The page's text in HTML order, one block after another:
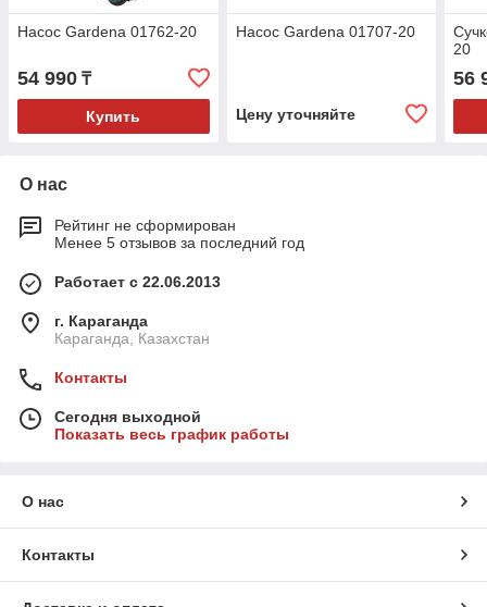
Насос Gardena 01762-20
54 990 ₸
Купить
Насос Gardena 01707-20
Цену уточняйте
20
56
О нас
Рейтинг не сформирован
Менее 5 отзывов за последний год
Работает с 22.06.2013
г. Караганда
Караганда, Казахстан
Контакты
Сегодня выходной
Показать весь график работы
О нас
Контакты